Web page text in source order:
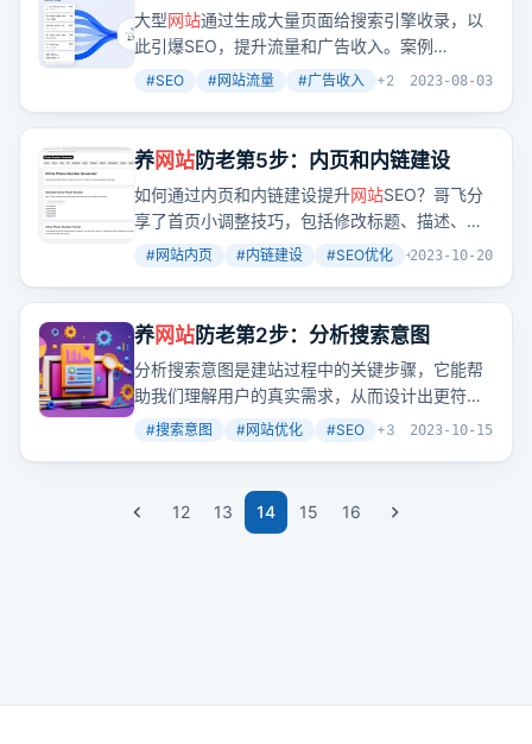
引爆点为什么是生成几十万个页面给搜
索引擎收录（上）
大型网站通过生成大量页面给搜索引擎收录，以
此引爆SEO，提升流量和广告收入。案例
DateTimeGo.com通过生成大量时间查询页面，
#SEO #网站流量 #广告收入 +2 2023-08-03
养网站防老第5步：内页和内链建设
如何通过内页和内链建设提升网站SEO？哥飞分
享了首页小调整技巧，包括修改标题、描述、增
加导航栏和国家列表的title属性，以及内页的标
功能和基于关键词生成更多相关内容的技巧。
#网站内页 #内链建设 #SEO优化 +3
2023-10-20
养网站防老第2步：分析搜索意图
分析搜索意图是建站过程中的关键步骤，它能帮
助我们理解用户的真实需求，从而设计出更符合
用户期望的
网站内容。就像哥飞文章中提到的，
#搜索意图 #网站优化 #SEO +3 2023-10-15
12 13 14 15 16